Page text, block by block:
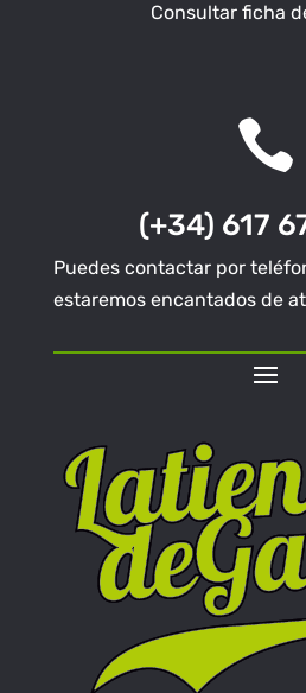
Consultar ficha

(+34) 617
Puedes contactar por
estaremos encantados de